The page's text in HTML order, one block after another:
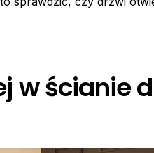
w ścianie